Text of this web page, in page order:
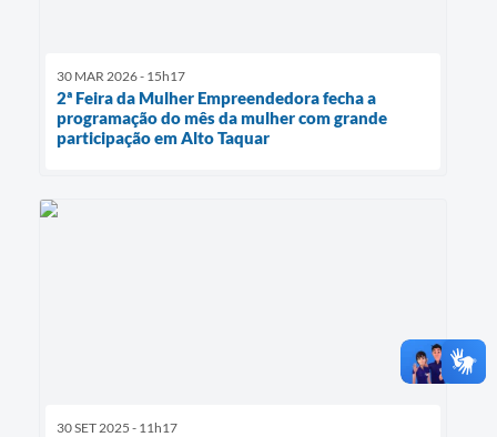
30 MAR 2026 - 15h17
2ª Feira da Mulher Empreendedora fecha a
programação do mês da mulher com grande
participação em Alto Taquar
30 SET 2025 - 11h17